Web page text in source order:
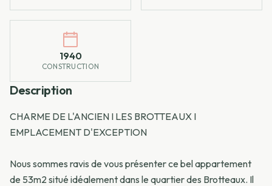
1940
CONSTRUCTION
Description
CHARME DE L'ANCIEN I LES BROTTEAUX I
EMPLACEMENT D'EXCEPTION
Nous sommes ravis de vous présenter ce bel appartement
de 53m2 situé idéalement dans le quartier des Brotteaux. Il